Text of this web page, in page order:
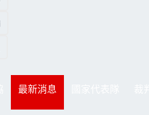
最新消息